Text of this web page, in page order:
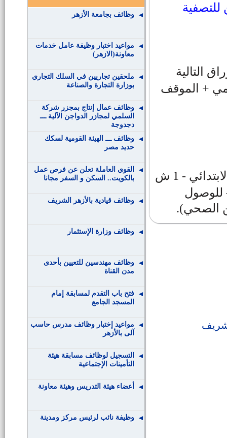
التالية
+ الموقف
*مقر الاختبار: معهد مجمع مدينة نصر النموذجي الابتدائي - 1 ش
للوصول
الصحي).
وظائف بجامعة الأزهر
مواعيد اختبار وظيفة عامل خدمات
معاونة(الازهر)
ملحقين تجاريين في السلك التجاري
بوزارة التجارة والصناعة
وظائف عمال إنتاج بمجزر شركة
السلمي لمجازر الدواجن الآلية ـــ
دجدوجة
وظائف ـــ الهيئة القومية لسكك
حديد مصر
القوي العاملة تعلن عن فرص عمل
بالكويت.. السكن و السفر مجانا
وظائف قيادية بالأزهر الشريف
وظائف وزارة الإستثمار
وظائف مهندسين للتعيين بأحدى
مدن القناة
فتح باب التقدم لمسابقة إمام
المسجد الجامع
مواعيد إختبار وظائف مدرس حاسب
آلى بالأزهر
التسجيل لوظائف مسابقة هيئة
التأمينات الإجتماعية
أعضاء هيئة التدريس وهيئة معاونة
وظيفة نائب لرئيس مركز ومدينة